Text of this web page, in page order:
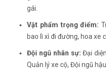
gái.
Vật phẩm trọng điểm:
bao lì xì đi đường, hoa xe
Đội ngũ nhân sự: Đại
Quản lý xe cộ, Đội ngũ